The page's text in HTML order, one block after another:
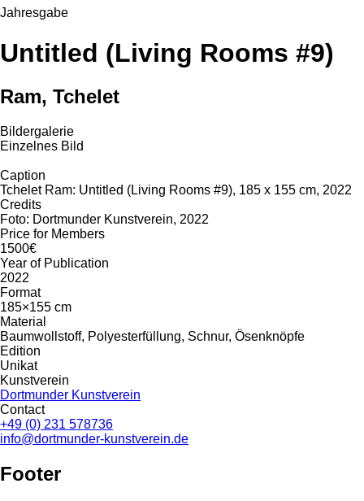
Jahresgabe
Untitled (Living Rooms #9)
Ram, Tchelet
Bildergalerie
Einzelnes Bild
Caption
Tchelet Ram: Untitled (Living Rooms #9), 185 x 155 cm, 2022
Credits
Foto: Dortmunder Kunstverein, 2022
Price for Members
1500€
Year of Publication
2022
Format
185×155 cm
Material
Baumwollstoff, Polyesterfüllung, Schnur, Ösenknöpfe
Edition
Unikat
Kunstverein
Dortmunder Kunstverein
Contact
+49 (0) 231 578736
info@dortmunder-kunstverein.de
Footer